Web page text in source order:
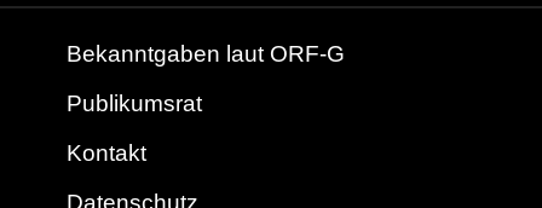
Bekanntgaben laut ORF-G
Publikumsrat
Kontakt
Datenschutz